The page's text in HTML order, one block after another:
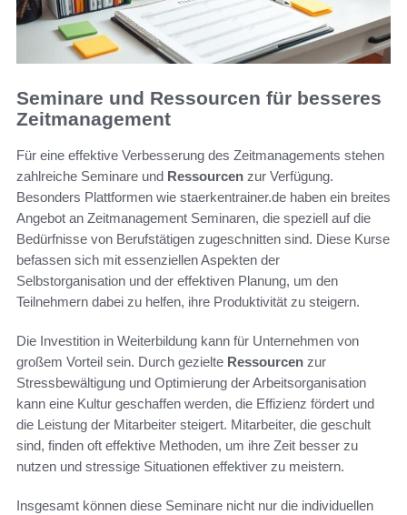
Seminare und Ressourcen für besseres
Zeitmanagement
Für eine effektive Verbesserung des Zeitmanagements stehen
zahlreiche Seminare und Ressourcen zur Verfügung.
Besonders Plattformen wie staerkentrainer.de haben ein breites
Angebot an Zeitmanagement Seminaren, die speziell auf die
Bedürfnisse von Berufstätigen zugeschnitten sind. Diese Kurse
befassen sich mit essenziellen Aspekten der
Selbstorganisation und der effektiven Planung, um den
Teilnehmern dabei zu helfen, ihre Produktivität zu steigern.
Die Investition in Weiterbildung kann für Unternehmen von
großem Vorteil sein. Durch gezielte Ressourcen zur
Stressbewältigung und Optimierung der Arbeitsorganisation
kann eine Kultur geschaffen werden, die Effizienz fördert und
die Leistung der Mitarbeiter steigert. Mitarbeiter, die geschult
sind, finden oft effektive Methoden, um ihre Zeit besser zu
nutzen und stressige Situationen effektiver zu meistern.
Insgesamt können diese Seminare nicht nur die individuellen